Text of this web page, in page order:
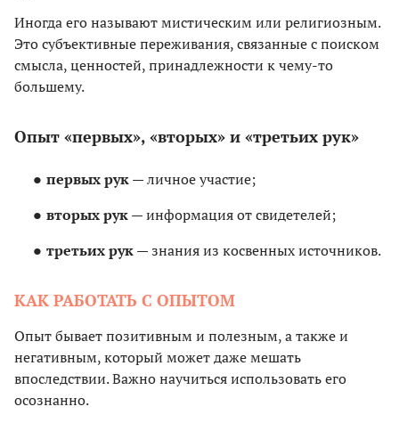
Иногда его называют мистическим или религиозным.
Это субъективные переживания, связанные с поиском
смысла, ценностей, принадлежности к чему-то
большему.
Опыт «первых», «вторых» и «третьих рук»
первых рук— личное участие;
вторых рук— информация от свидетелей;
третьих рук— знания из косвенных источников.
КАК РАБОТАТЬ С ОПЫТОМ
Опыт бывает позитивным и полезным, а также и
негативным, который может даже мешать
впоследствии. Важно научиться использовать его
осознанно.